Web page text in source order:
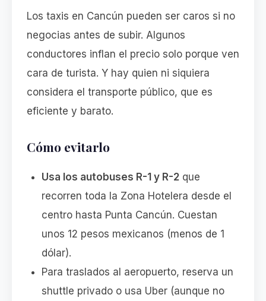
Los taxis en Cancún pueden ser caros si no
negocias antes de subir. Algunos
conductores inflan el precio solo porque ven
cara de turista. Y hay quien ni siquiera
considera el transporte público, que es
eficiente y barato.
Cómo evitarlo
Usa los autobuses R-1 y R-2 que
recorren toda la Zona Hotelera desde el
centro hasta Punta Cancún. Cuestan
unos 12 pesos mexicanos (menos de 1
dólar).
Para traslados al aeropuerto, reserva un
shuttle privado o usa Uber (aunque no